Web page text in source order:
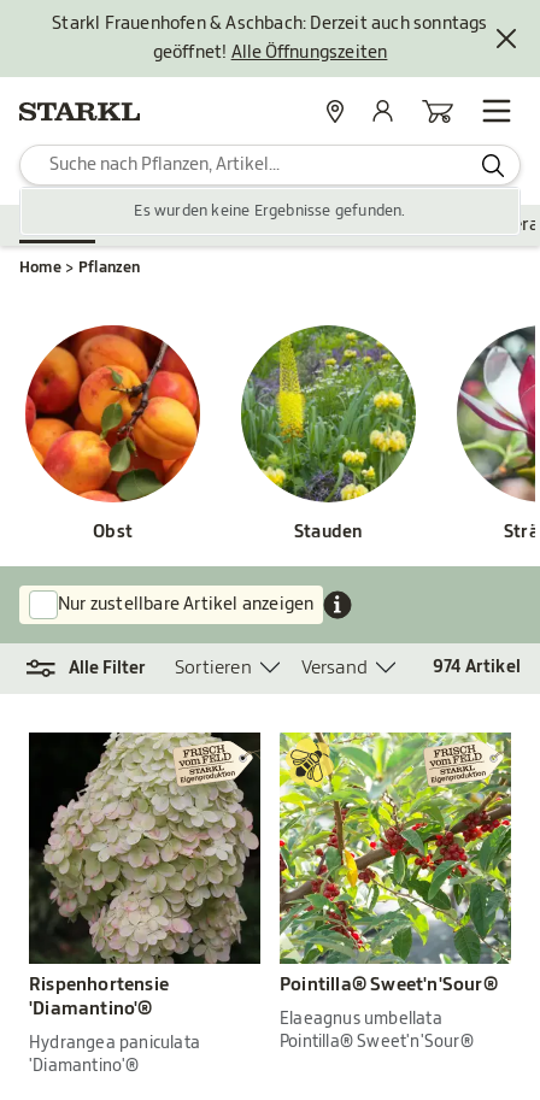
Starkl Frauenhofen & Aschbach: Derzeit auch sonntags
geöffnet! Alle Öffnungszeiten
Es wurden keine Ergebnisse gefunden.
StandorteMein KontoWarenkorb
Zubehör Gartengestaltung
Home Pflanzen
Obst Stauden
Nur zustellbare Artikel anzeigen
Alle Filter Sortieren Versand 974 Artikel
Rispenhortensie
'Diamantino'®
Hydrangea paniculata
'Diamantino'®
Pointilla® Sweet'n'Sour®
Elaeagnus umbellata
Pointilla® Sweet'n'Sour®